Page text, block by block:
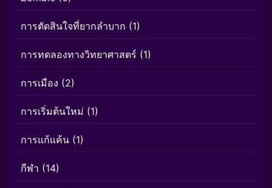
การตัดสินใจที่ยากลำบาก (1)
การทดลองทางวิทยาศาสตร์ (1)
การเมือง (2)
การเริ่มต้นใหม่ (1)
การแก้แค้น (1)
กีฬา (14)